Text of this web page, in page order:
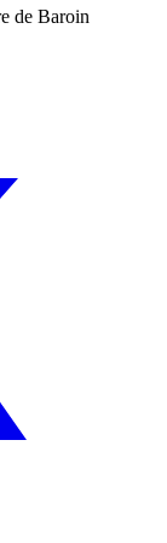
de Baroin